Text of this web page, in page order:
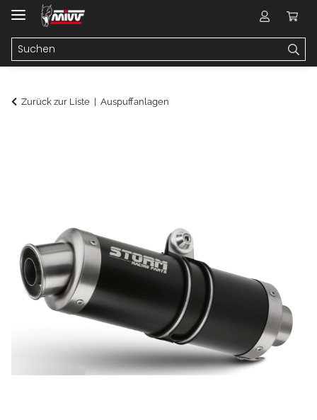
Zurück zur Liste Auspuffanlagen